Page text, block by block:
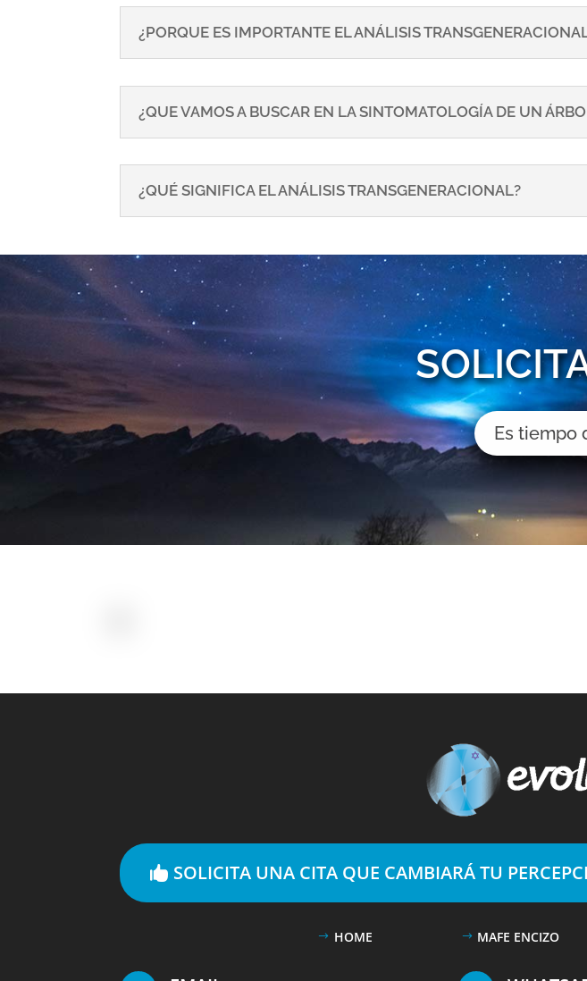
¿PORQUE ES IMPORTANTE EL ANÁLISIS
¿QUE VAMOS A BUSCAR EN LA SINTOMATOLOGÍA DE UN
¿QUÉ SIGNIFICA EL ANÁLISIS TRANSGENERACIONAL?
Es tiempo
SOLICITA UNA CITA QUE CAMBIARÁ TU
HOME MAFE ENCIZO